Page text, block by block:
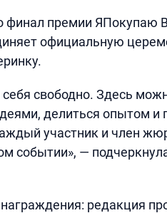
финал премии ЯПокупаю
официальную
свободно. Здесь
делиться опытом и
участник и член
событии», —
редакция